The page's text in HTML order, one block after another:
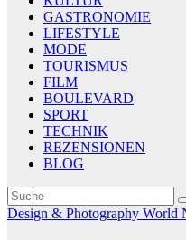
GASTRONOMIE
LIFESTYLE
MODE
TOURISMUS
FILM
BOULEVARD
SPORT
TECHNIK
REZENSIONEN
BLOG
Design & Photography World